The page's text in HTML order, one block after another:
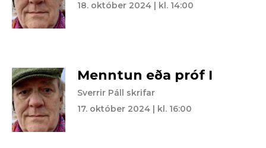
18. október 2024 | kl. 14:00
Menntun eða próf I
Sverrir Páll skrifar
17. október 2024 | kl. 16:00